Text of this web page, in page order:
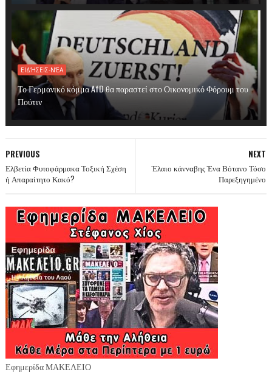
ΕΙΔΉΣΕΙΣ-ΝΈΑ
Το Γερμανικό κόμμα AfD θα παραστεί στο Οικονομικό Φόρουμ του
Πούτιν
NEXT
Έλαιο κάνναβης Ένα Βότανο Τόσο
Παρεξηγημένο
PREVIOUS
Ελβετία Φυτοφάρμακα Τοξική Σχέση
ή Απαραίτητο Κακό?
Εφημερίδα ΜΑΚΕΛΕΙΟ